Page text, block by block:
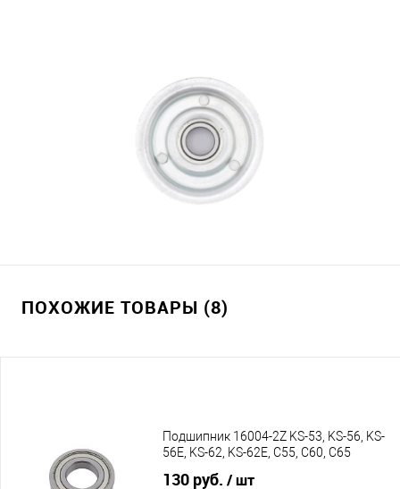
ПОХОЖИЕ ТОВАРЫ (8)
Подшипник 16004-2Z KS-53, KS-56, KS-
56E, KS-62, KS-62E, C55, C60, C65
130 руб. / шт